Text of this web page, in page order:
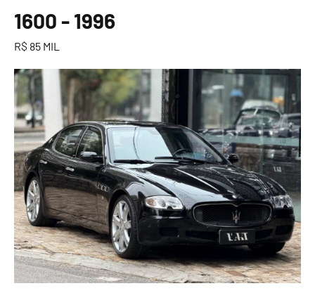
1600 - 1996
R$ 85 MIL